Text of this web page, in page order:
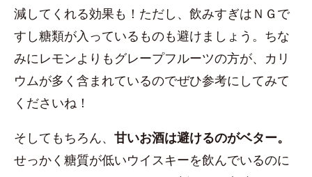
減してくれる効果も！ただし、飲みすぎはＮＧで
すし糖類が入っているものも避けましょう。ちな
みにレモンよりもグレープフルーツの方が、カリ
ウムが多く含まれているのでぜひ参考にしてみて
くださいね！
そしてもちろん、 甘いお酒は避けるのがベター。
せっかく糖質が低いウイスキーを飲んでいるのに